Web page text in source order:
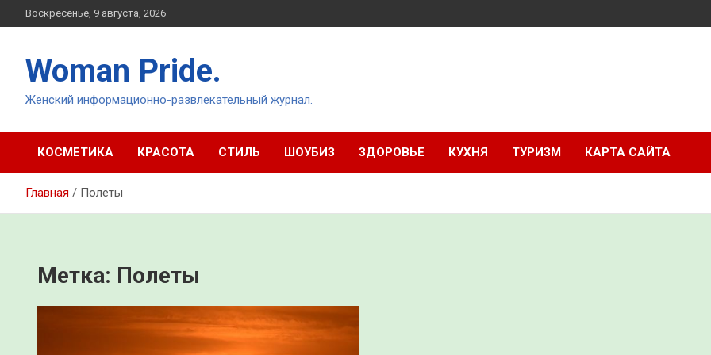
Перейти
к
Воскресенье, 9 августа, 2026
Woman Pride.
Женский информационно-развлекательный журнал.
КОСМЕТИКА КРАСОТА СТИЛЬ ШОУБИЗ ЗДОРОВЬЕ КУХНЯ ТУРИЗМ КАРТА САЙТА
Главная Полеты
Метка: Полеты